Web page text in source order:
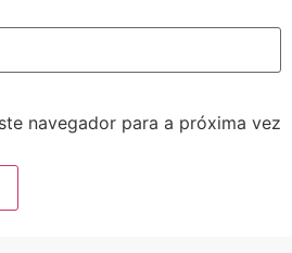
navegador para a próxima vez